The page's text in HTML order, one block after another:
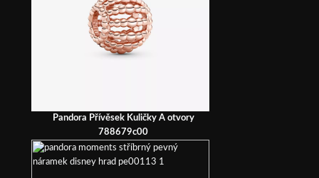
Pandora Přívěsek Kuličky A otvory
788679c00